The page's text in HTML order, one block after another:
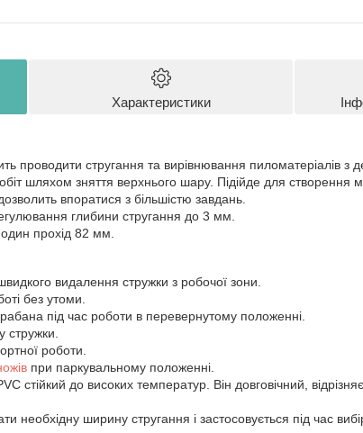
Характеристики
проводити стругання та вирівнювання пиломатеріалів з
шляхом зняття верхнього шару. Підійде для створення
впоратися з більшістю завдань.
глибини стругання до 3 мм.
прохід 82 мм.
видалення стружки з робочої зони.
без утоми.
під час роботи в перевернутому положенні.
стружки.
роботи.
при паркувальному положенні.
стійкий до високих температур. Він довговічний,
необхідну ширину стругання і застосовується під час